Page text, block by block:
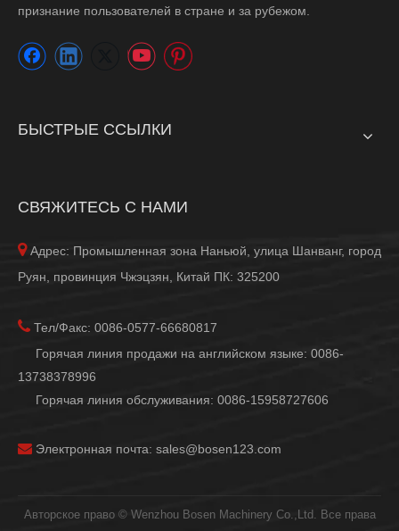
признание пользователей в стране и за рубежом.
БЫСТРЫЕ ССЫЛКИ
СВЯЖИТЕСЬ С НАМИ
Адрес: Промышленная зона Наньюй, улица Шанванг, город
Руян, провинция Чжэцзян, Китай ПК: 325200
 Тел/Факс: 0086-0577-66680817
Горячая линия продажи на английском языке: 0086-
13738378996
Горячая линия обслуживания: 0086-15958727606
 Электронная почта: sales@bosen123.com
Авторское право © Wenzhou Bosen Machinery Co.,Ltd. Все права